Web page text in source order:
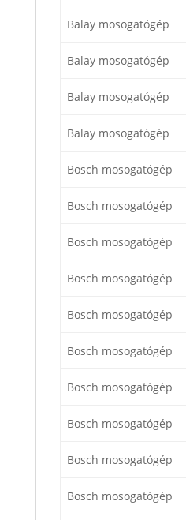
Balay mosogatógép
Balay mosogatógép
Balay mosogatógép
Balay mosogatógép
Bosch mosogatógép
Bosch mosogatógép
Bosch mosogatógép
Bosch mosogatógép
Bosch mosogatógép
Bosch mosogatógép
Bosch mosogatógép
Bosch mosogatógép
Bosch mosogatógép
Bosch mosogatógép